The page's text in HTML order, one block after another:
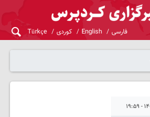
فارسی English کوردی Türkçe